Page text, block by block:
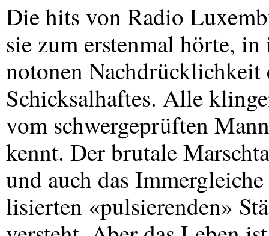
Die hits von Radio
sie zum erstenmal hörte,
notonen Nachdrücklichkeit
Schicksalhaftes. Alle
vom schwergeprüften
kennt. Der brutale
und auch das
lisierten «pulsierenden»